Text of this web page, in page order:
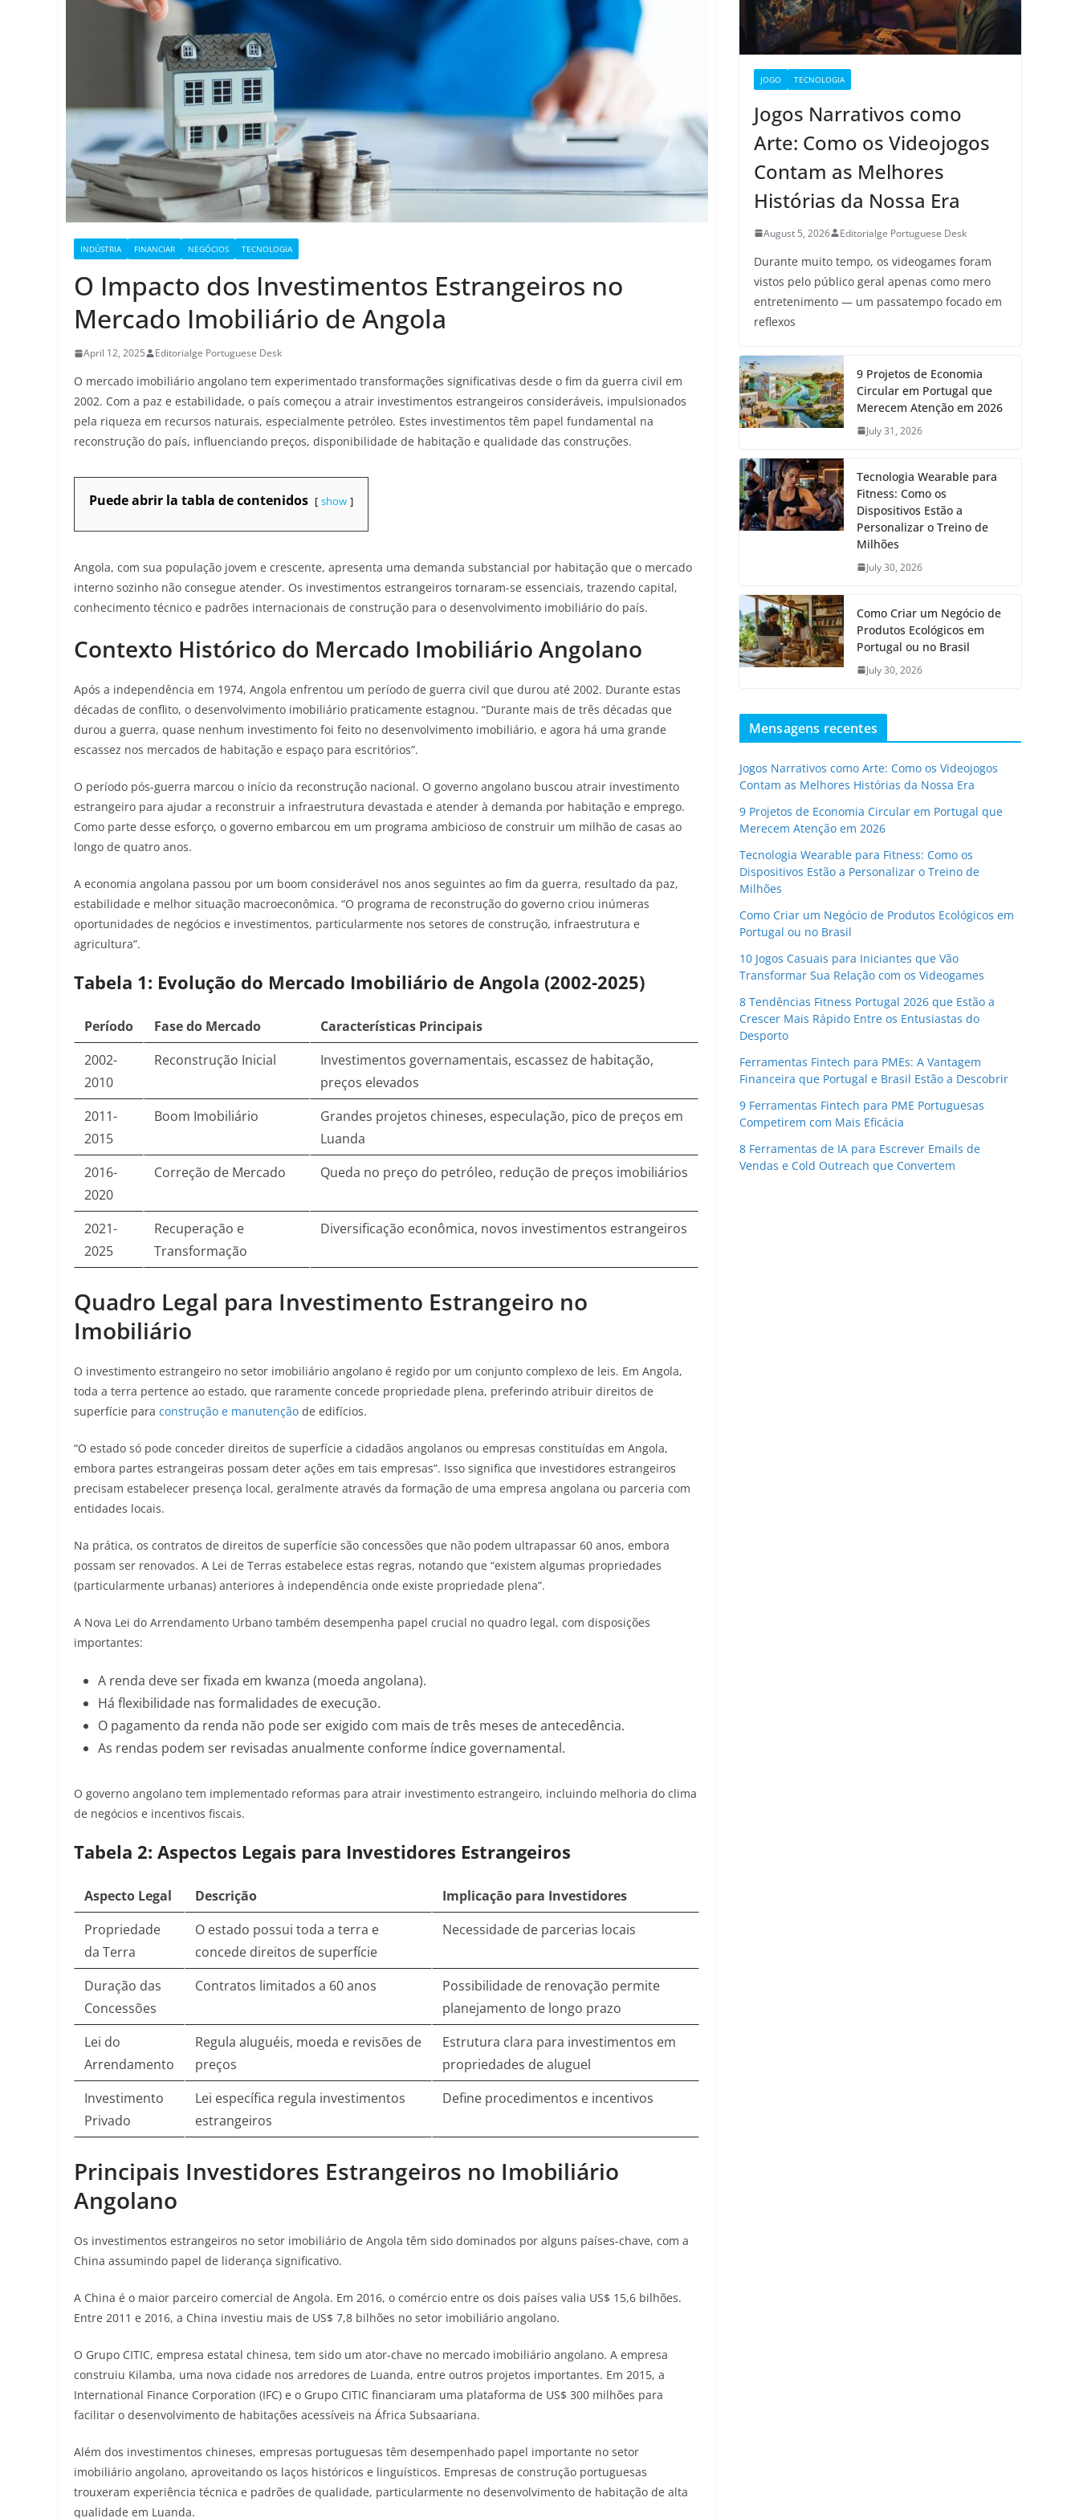
INDÚSTRIA FINANCIAR NEGÓCIOS TECNOLOGIA
O Impacto dos Investimentos Estrangeiros no
Mercado Imobiliário de Angola
April 12, 2025 Editorialge Portuguese Desk
O mercado imobiliário angolano tem experimentado transformações significativas desde o fim da guerra civil em
2002. Com a paz e estabilidade, o país começou a atrair investimentos estrangeiros consideráveis, impulsionados
pela riqueza em recursos naturais, especialmente petróleo. Estes investimentos têm papel fundamental na
reconstrução do país, influenciando preços, disponibilidade de habitação e qualidade das construções.
Puede abrir la tabla de contenidos show
Angola, com sua população jovem e crescente, apresenta uma demanda substancial por habitação que o mercado
interno sozinho não consegue atender. Os investimentos estrangeiros tornaram-se essenciais, trazendo capital,
conhecimento técnico e padrões internacionais de construção para o desenvolvimento imobiliário do país.
Contexto Histórico do Mercado Imobiliário Angolano
Após a independência em 1974, Angola enfrentou um período de guerra civil que durou até 2002. Durante estas
décadas de conflito, o desenvolvimento imobiliário praticamente estagnou. “Durante mais de três décadas que
durou a guerra, quase nenhum investimento foi feito no desenvolvimento imobiliário, e agora há uma grande
escassez nos mercados de habitação e espaço para escritórios”.
O período pós-guerra marcou o início da reconstrução nacional. O governo angolano buscou atrair investimento
estrangeiro para ajudar a reconstruir a infraestrutura devastada e atender à demanda por habitação e emprego.
Como parte desse esforço, o governo embarcou em um programa ambicioso de construir um milhão de casas ao
longo de quatro anos.
A economia angolana passou por um boom considerável nos anos seguintes ao fim da guerra, resultado da paz,
estabilidade e melhor situação macroeconômica. “O programa de reconstrução do governo criou inúmeras
oportunidades de negócios e investimentos, particularmente nos setores de construção, infraestrutura e
agricultura”.
Tabela 1: Evolução do Mercado Imobiliário de Angola (2002-2025)
Período Fase do Mercado
Características Principais
2002-
2010
Reconstrução Inicial
Investimentos governamentais, escassez de habitação,
preços elevados
2011-
2015
Boom Imobiliário
Grandes projetos chineses, especulação, pico de preços em
Luanda
2016-
2020
Correção de Mercado Queda no preço do petróleo, redução de preços imobiliários
2021-
2025
Recuperação e
Transformação
Diversificação econômica, novos investimentos estrangeiros
Quadro Legal para Investimento Estrangeiro no
Imobiliário
O investimento estrangeiro no setor imobiliário angolano é regido por um conjunto complexo de leis. Em Angola,
toda a terra pertence ao estado, que raramente concede propriedade plena, preferindo atribuir direitos de
superfície para construção e manutenção de edifícios.
“O estado só pode conceder direitos de superfície a cidadãos angolanos ou empresas constituídas em Angola,
embora partes estrangeiras possam deter ações em tais empresas”. Isso significa que investidores estrangeiros
precisam estabelecer presença local, geralmente através da formação de uma empresa angolana ou parceria com
entidades locais.
Na prática, os contratos de direitos de superfície são concessões que não podem ultrapassar 60 anos, embora
possam ser renovados. A Lei de Terras estabelece estas regras, notando que “existem algumas propriedades
(particularmente urbanas) anteriores à independência onde existe propriedade plena”.
A Nova Lei do Arrendamento Urbano também desempenha papel crucial no quadro legal, com disposições
importantes:
A renda deve ser fixada em kwanza (moeda angolana).
Há flexibilidade nas formalidades de execução.
O pagamento da renda não pode ser exigido com mais de três meses de antecedência.
As rendas podem ser revisadas anualmente conforme índice governamental.
O governo angolano tem implementado reformas para atrair investimento estrangeiro, incluindo melhoria do clima
de negócios e incentivos fiscais.
Tabela 2: Aspectos Legais para Investidores Estrangeiros
Aspecto Legal Descrição
Implicação para Investidores
Propriedade
da Terra
O estado possui toda a terra e
concede direitos de superfície
Necessidade de parcerias locais
Duração das
Concessões
Contratos limitados a 60 anos
Possibilidade de renovação permite
planejamento de longo prazo
Lei do
Arrendamento
Regula aluguéis, moeda e revisões de
preços
Estrutura clara para investimentos em
propriedades de aluguel
Investimento
Privado
Lei específica regula investimentos
estrangeiros
Define procedimentos e incentivos
Principais Investidores Estrangeiros no Imobiliário
Angolano
Os investimentos estrangeiros no setor imobiliário de Angola têm sido dominados por alguns países-chave, com a
China assumindo papel de liderança significativo.
A China é o maior parceiro comercial de Angola. Em 2016, o comércio entre os dois países valia US$ 15,6 bilhões.
Entre 2011 e 2016, a China investiu mais de US$ 7,8 bilhões no setor imobiliário angolano.
O Grupo CITIC, empresa estatal chinesa, tem sido um ator-chave no mercado imobiliário angolano. A empresa
construiu Kilamba, uma nova cidade nos arredores de Luanda, entre outros projetos importantes. Em 2015, a
International Finance Corporation (IFC) e o Grupo CITIC financiaram uma plataforma de US$ 300 milhões para
facilitar o desenvolvimento de habitações acessíveis na África Subsaariana.
Além dos investimentos chineses, empresas portuguesas têm desempenhado papel importante no setor
imobiliário angolano, aproveitando os laços históricos e linguísticos. Empresas de construção portuguesas
trouxeram experiência técnica e padrões de qualidade, particularmente no desenvolvimento de habitação de alta
qualidade em Luanda.
JOGO TECNOLOGIA
Jogos Narrativos como
Arte: Como os Videojogos
Contam as Melhores
Histórias da Nossa Era
August 5, 2026 Editorialge Portuguese Desk
Durante muito tempo, os videogames foram
vistos pelo público geral apenas como mero
entretenimento — um passatempo focado em
reflexos
9 Projetos de Economia
Circular em Portugal que
Merecem Atenção em 2026
July 31, 2026
Tecnologia Wearable para
Fitness: Como os
Dispositivos Estão a
Personalizar o Treino de
Milhões
July 30, 2026
Como Criar um Negócio de
Produtos Ecológicos em
Portugal ou no Brasil
July 30, 2026
Mensagens recentes
Jogos Narrativos como Arte: Como os Videojogos
Contam as Melhores Histórias da Nossa Era
9 Projetos de Economia Circular em Portugal que
Merecem Atenção em 2026
Tecnologia Wearable para Fitness: Como os
Dispositivos Estão a Personalizar o Treino de
Milhões
Como Criar um Negócio de Produtos Ecológicos em
Portugal ou no Brasil
10 Jogos Casuais para Iniciantes que Vão
Transformar Sua Relação com os Videogames
8 Tendências Fitness Portugal 2026 que Estão a
Crescer Mais Rápido Entre os Entusiastas do
Desporto
Ferramentas Fintech para PMEs: A Vantagem
Financeira que Portugal e Brasil Estão a Descobrir
9 Ferramentas Fintech para PME Portuguesas
Competirem com Mais Eficácia
8 Ferramentas de IA para Escrever Emails de
Vendas e Cold Outreach que Convertem